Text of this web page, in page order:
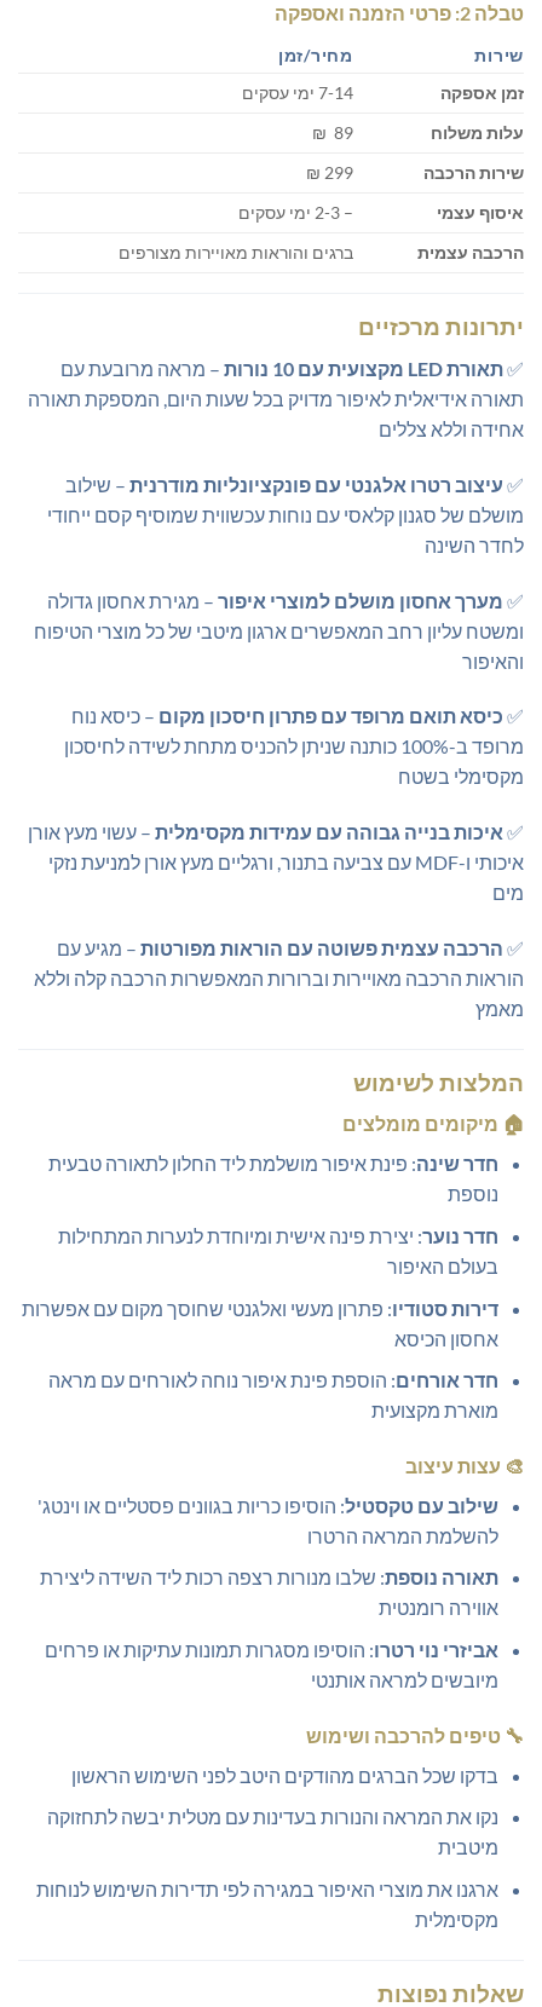
טבלה 2: פרטי הזמנה ואספקה
שירות
מחיר/זמן
זמן אספקה
7-14 ימי עסקים
עלות משלוח
89 ₪
שירות הרכבה
299 ₪
איסוף עצמי
– 2-3 ימי עסקים
הרכבה עצמית
ברגים והוראות מאויירות מצורפים
יתרונות מרכזיים
✅תאורת LED מקצועית עם 10 נורות
– מראה מרובעת עם
תאורה אידיאלית לאיפור מדויק בכל שעות היום, המספקת תאורה
אחידה וללא צללים
✅ עיצוב רטרו אלגנטי עם פונקציונליות מודרנית – שילוב
מושלם של סגנון קלאסי עם נוחות עכשווית שמוסיף קסם ייחודי
לחדר השינה
✅ מערך אחסון מושלם למוצרי איפור – מגירת אחסון גדולה
ומשטח עליון רחב המאפשרים ארגון מיטבי של כל מוצרי הטיפוח
והאיפור
✅ כיסא תואם מרופד עם פתרון חיסכון מקום – כיסא נוח
מרופד ב-100% כותנה שניתן להכניס מתחת לשידה לחיסכון
מקסימלי בשטח
✅ איכות בנייה גבוהה עם עמידות מקסימלית – עשוי מעץ אורן
איכותי ו-MDF עם צביעה בתנור, ורגליים מעץ אורן למניעת נזקי
מים
✅ הרכבה עצמית פשוטה עם הוראות מפורטות – מגיע עם
הוראות הרכבה מאויירות וברורות המאפשרות הרכבה קלה וללא
מאמץ
המלצות לשימוש
🏠 מיקומים מומלצים
חדר שינה: פינת איפור מושלמת ליד החלון לתאורה טבעית
נוספת
חדר נוער: יצירת פינה אישית ומיוחדת לנערות המתחילות
בעולם האיפור
דירות סטודיו: פתרון מעשי ואלגנטי שחוסך מקום עם אפשרות
אחסון הכיסא
חדר אורחים: הוספת פינת איפור נוחה לאורחים עם מראה
מוארת מקצועית
🎨 עצות עיצוב
שילוב עם טקסטיל: הוסיפו כריות בגוונים פסטליים או וינטג'
להשלמת המראה הרטרו
תאורה נוספת: שלבו מנורות רצפה רכות ליד השידה ליצירת
אווירה רומנטית
אביזרי נוי רטרו: הוסיפו מסגרות תמונות עתיקות או פרחים
מיובשים למראה אותנטי
🔧 טיפים להרכבה ושימוש
בדקו שכל הברגים מהודקים היטב לפני השימוש הראשון
נקו את המראה והנורות בעדינות עם מטלית יבשה לתחזוקה
מיטבית
ארגנו את מוצרי האיפור במגירה לפי תדירות השימוש לנוחות
מקסימלית
שאלות נפוצות